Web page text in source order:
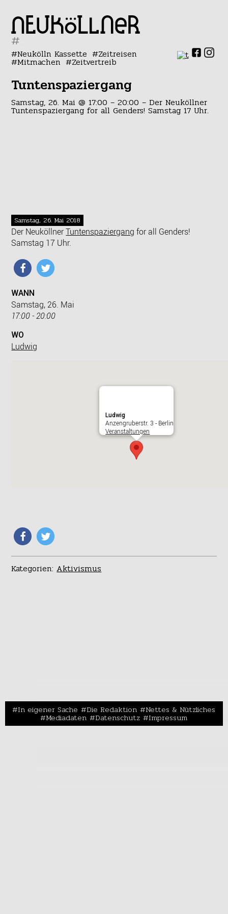
#
Neukölln Kassette Zeitreisen
Mitmachen Zeitvertreib
Tuntenspaziergang
Samstag, 26. Mai @ 17:00 – 20:00 – Der Neuköllner
Tuntenspaziergang for all Genders! Samstag 17 Uhr.
Samstag, 26. Mai 2018
Der NeuköllnerTuntenspaziergang for all Genders!
Samstag 17 Uhr.
WANN
Samstag, 26. Mai
17:00 - 20:00
WO
Ludwig
Ludwig
Anzengruberstr. 3 - Berlin
Veranstaltungen
Kategorien:Aktivismus
In eigener Sache Die Redaktion Nettes & Nützliches
Mediadaten Datenschutz Impressum